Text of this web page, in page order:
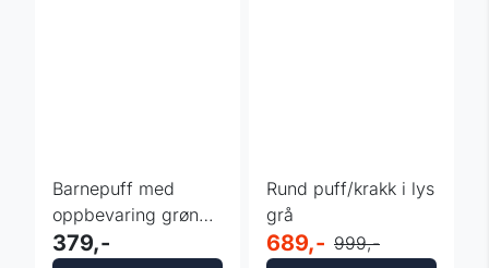
Barnepuff med
oppbevaring grønn
«Bamse» -
379,-
Rund puff/krakk i lys
grå
689,- 999,-